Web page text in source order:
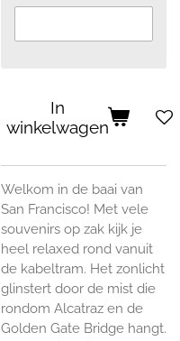
In
winkelwagen
Welkom in de baai van
San Francisco! Met vele
souvenirs op zak kijk je
heel relaxed rond vanuit
de kabeltram. Het zonlicht
glinstert door de mist die
rondom Alcatraz en de
Golden Gate Bridge hangt.